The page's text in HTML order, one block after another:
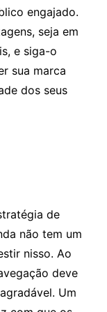
engajado.
seja em
e siga-o
sua marca
dos seus
de
não tem um
nisso. Ao
deve
Um